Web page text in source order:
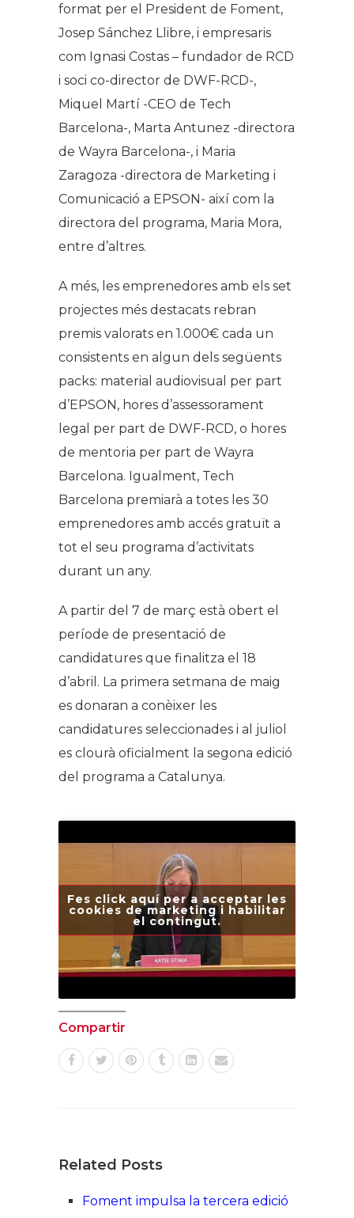
format per el President de Foment,
Josep Sánchez Llibre, i empresaris
com Ignasi Costas – fundador de RCD
i soci co-director de DWF-RCD-,
Miquel Martí -CEO de Tech
Barcelona-, Marta Antunez -directora
de Wayra Barcelona-, i Maria
Zaragoza -directora de Marketing i
Comunicació a EPSON- així com la
directora del programa, Maria Mora,
entre d’altres.
A més, les emprenedores amb els set
projectes més destacats rebran
premis valorats en 1.000€ cada un
consistents en algun dels següents
packs: material audiovisual per part
d’EPSON, hores d’assessorament
legal per part de DWF-RCD, o hores
de mentoria per part de Wayra
Barcelona. Igualment, Tech
Barcelona premiarà a totes les 30
emprenedores amb accés gratuït a
tot el seu programa d’activitats
durant un any.
A partir del 7 de març està obert el
període de presentació de
candidatures que finalitza el 18
d’abril. La primera setmana de maig
es donaran a conèixer les
candidatures seleccionades i al juliol
es clourà oficialment la segona edició
del programa a Catalunya.
Fes click aquí per a acceptar les
cookies de marketing i habilitar
el contingut.
Compartir
Related Posts
Foment impulsa la tercera edició